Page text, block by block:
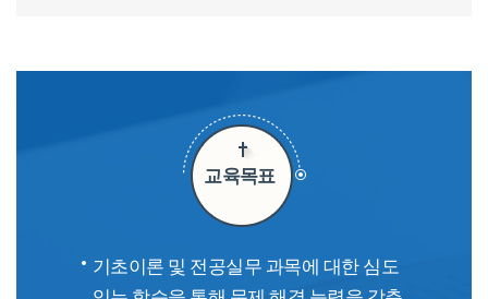
교육목표
기초이론 및 전공실무 과목에 대한 심도